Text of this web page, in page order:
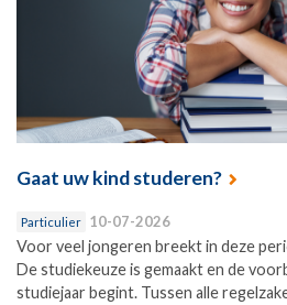
Gaat uw kind studeren?
Particulier 10-07-2026
Voor veel jongeren breekt in deze
De studiekeuze is gemaakt en de
studiejaar begint. Tussen alle